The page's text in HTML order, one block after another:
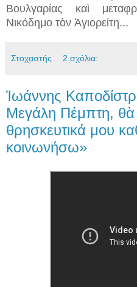
Βουλγαρίας καὶ
Νικόδημο τὸν Ἁγιορείτη...
Στοχαστής 2 σχόλια:
Ἰωάννης
Μεγάλη Πέμπτη,
θρησκευτικά μου
κοινωνήσω»